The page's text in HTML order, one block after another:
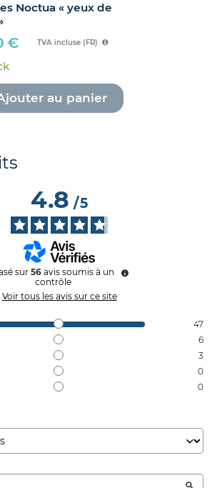
Noctua « yeux de
€ TVA incluse (FR)
au panier
4.8/5
sur 56 avis soumis à un
contrôle
Voir tous les avis sur ce site
47
6
3
0
0